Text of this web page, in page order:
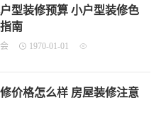
型装修预算 小户型装修色
南
1970-01-01
价格怎么样 房屋装修注意